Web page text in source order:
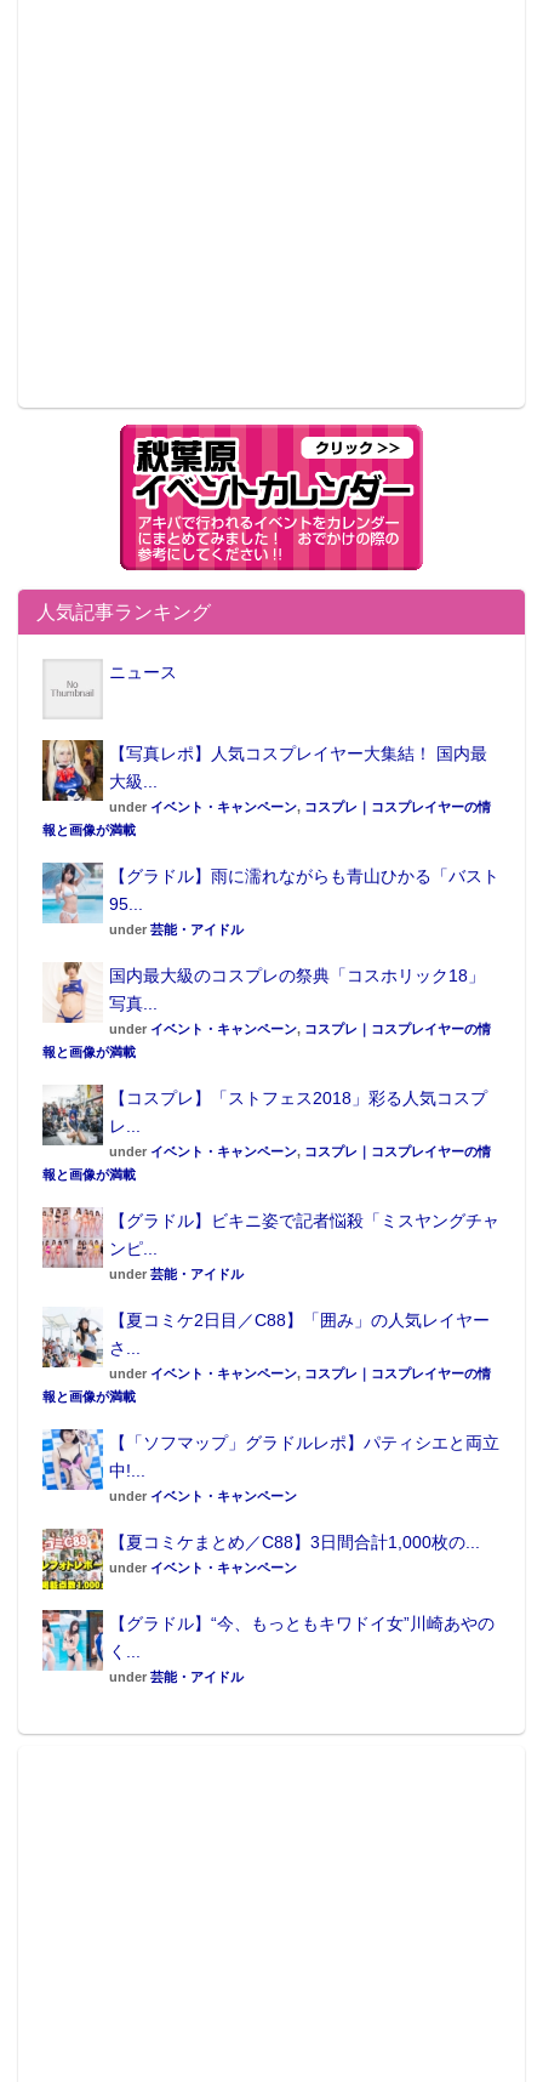
人気記事ランキング
ニュース
【写真レポ】人気コスプレイヤー大集結！ 国内最
大級...
under イベント・キャンペーン, コスプレ｜コスプレイヤーの情
報と画像が満載
【グラドル】雨に濡れながらも青山ひかる「バスト
95...
under 芸能・アイドル
国内最大級のコスプレの祭典「コスホリック18」
写真...
under イベント・キャンペーン, コスプレ｜コスプレイヤーの情
報と画像が満載
【コスプレ】「ストフェス2018」彩る人気コスプ
レ...
under イベント・キャンペーン, コスプレ｜コスプレイヤーの情
報と画像が満載
【グラドル】ビキニ姿で記者悩殺「ミスヤングチャ
ンピ...
under 芸能・アイドル
【夏コミケ2日目／C88】「囲み」の人気レイヤー
さ...
under イベント・キャンペーン, コスプレ｜コスプレイヤーの情
報と画像が満載
【「ソフマップ」グラドルレポ】パティシエと両立
中!...
under イベント・キャンペーン
【夏コミケまとめ／C88】3日間合計1,000枚の...
under イベント・キャンペーン
【グラドル】“今、もっともキワドイ女”川崎あやの
く...
under 芸能・アイドル